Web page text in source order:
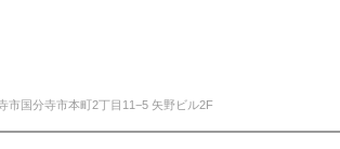
市国分寺市本町2丁目11−5 矢野ビル2F